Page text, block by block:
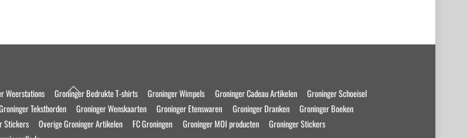
Back
To
Weerstations Groninger Bedrukte T-shirts Groninger Wimpels Groninger Cadeau Artikelen
Groninger Schoeisel
Tekstborden Groninger Wenskaarten Groninger Etenswaren Groninger Dranken
Groninger Boeken
Stickers Overige Groninger Artikelen FC Groningen Groninger MOI producten
Groninger Stickers